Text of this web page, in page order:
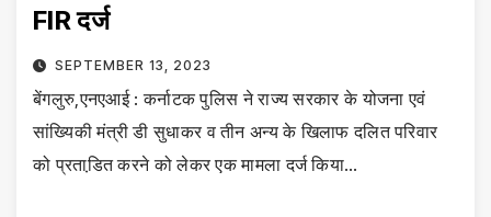
FIR दर्ज
SEPTEMBER 13, 2023
बेंगलुरु,एनएआई : कर्नाटक पुलिस ने राज्य सरकार के योजना एवं
सांख्यिकी मंत्री डी सुधाकर व तीन अन्य के खिलाफ दलित परिवार
को प्रताडि़त करने को लेकर एक मामला दर्ज किया…